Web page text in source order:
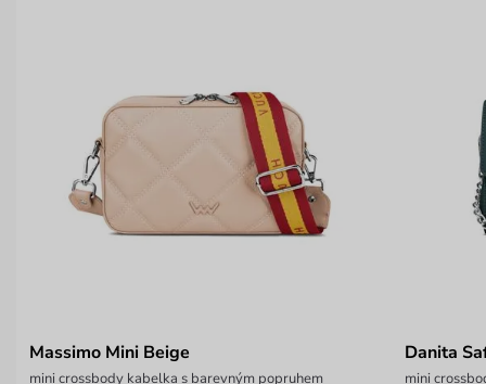
Massimo Mini Beige
mini crossbody kabelka s barevným popruhem
Danita
mini